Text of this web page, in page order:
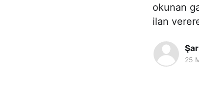
okunan
ilan
25